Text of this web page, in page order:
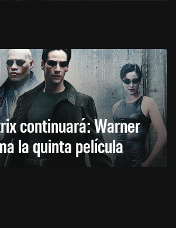
continuará: Warner
la quinta película